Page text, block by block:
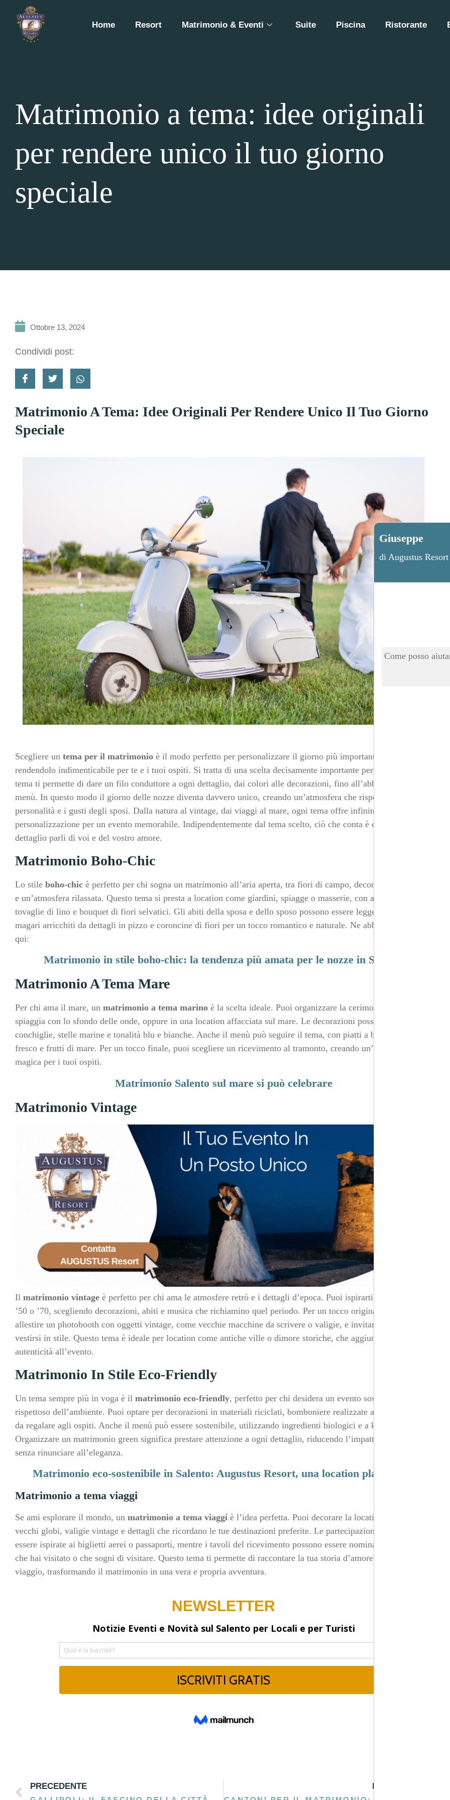
Home Resort Matrimonio & Eventi Suite Piscina Ristorante
Matrimonio a tema: idee originali
per rendere unico il tuo giorno
speciale
Ottobre 13, 2024
Condividi post:
Matrimonio A Tema: Idee Originali Per Rendere Unico Il Tuo Giorno
Speciale
Scegliere un tema per il matrimonio è il modo perfetto per personalizzare il giorno più importante della tua vita,
rendendolo indimenticabile per te e i tuoi ospiti. Si tratta di una scelta decisamente importante perché avere un
tema ti permette di dare un filo conduttore a ogni dettaglio, dai colori alle decorazioni, fino all’abbigliamento e al
menù. In questo modo il giorno delle nozze diventa davvero unico, creando un’atmosfera che rispecchia la
personalità e i gusti degli sposi. Dalla natura al vintage, dai viaggi al mare, ogni tema offre infinite possibilità di
personalizzazione per un evento memorabile. Indipendentemente dal tema scelto, ciò che conta è che ogni
dettaglio parli di voi e del vostro amore.
Matrimonio Boho-Chic
Lo stile boho-chic è perfetto per chi sogna un matrimonio all’aria aperta, tra fiori di campo, decorazioni rustiche
e un’atmosfera rilassata. Questo tema si presta a location come giardini, spiagge o masserie, con arredi in legno,
tovaglie di lino e bouquet di fiori selvatici. Gli abiti della sposa e dello sposo possono essere leggeri e informali,
magari arricchiti da dettagli in pizzo e coroncine di fiori per un tocco romantico e naturale. Ne abbiamo parlato
qui:
Matrimonio in stile boho-chic: la tendenza più amata per le nozze in Salento
Matrimonio A Tema Mare
Per chi ama il mare, un matrimonio a tema marino è la scelta ideale. Puoi organizzare la cerimonia su una
spiaggia con lo sfondo delle onde, oppure in una location affacciata sul mare. Le decorazioni possono richiamare
conchiglie, stelle marine e tonalità blu e bianche. Anche il menù può seguire il tema, con piatti a base di pesce
fresco e frutti di mare. Per un tocco finale, puoi scegliere un ricevimento al tramonto, creando un’atmosfera
magica per i tuoi ospiti.
Matrimonio Salento sul mare si può celebrare
Matrimonio Vintage
Il matrimonio vintage è perfetto per chi ama le atmosfere retrò e i dettagli d’epoca. Puoi ispirarti agli anni ’20,
’50 o ’70, scegliendo decorazioni, abiti e musica che richiamino quel periodo. Per un tocco originale, puoi
allestire un photobooth con oggetti vintage, come vecchie macchine da scrivere o valigie, e invitare i tuoi ospiti a
vestirsi in stile. Questo tema è ideale per location come antiche ville o dimore storiche, che aggiungono
autenticità all’evento.
Matrimonio In Stile Eco-Friendly
Un tema sempre più in voga è il matrimonio eco-friendly, perfetto per chi desidera un evento sostenibile e
rispettoso dell’ambiente. Puoi optare per decorazioni in materiali riciclati, bomboniere realizzate a mano o piante
da regalare agli ospiti. Anche il menù può essere sostenibile, utilizzando ingredienti biologici e a km zero.
Organizzare un matrimonio green significa prestare attenzione a ogni dettaglio, riducendo l’impatto ambientale
senza rinunciare all’eleganza.
Matrimonio eco-sostenibile in Salento: Augustus Resort, una location plastic-free
Matrimonio a tema viaggi
Se ami esplorare il mondo, un matrimonio a tema viaggi è l’idea perfetta. Puoi decorare la location con mappe,
vecchi globi, valigie vintage e dettagli che ricordano le tue destinazioni preferite. Le partecipazioni possono
essere ispirate ai biglietti aerei o passaporti, mentre i tavoli del ricevimento possono essere nominati con le città
che hai visitato o che sogni di visitare. Questo tema ti permette di raccontare la tua storia d’amore attraverso il
viaggio, trasformando il matrimonio in una vera e propria avventura.
PRECEDENTE PROSSIMA
Giuseppe
di Augustus Resort